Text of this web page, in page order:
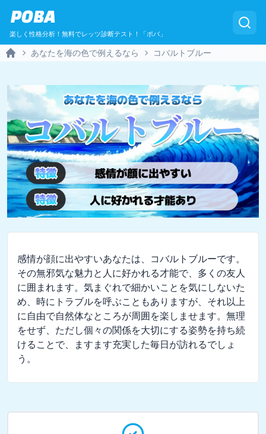
POBA
楽しく性格分析！無料でレッツ診断テスト！「ポバ」
あなたを海の色で例えるなら コバルトブルー
感情が顔に出やすいあなたは、コバルトブルーです。
その無邪気な魅力と人に好かれる才能で、多くの友人
に囲まれます。気まぐれで細かいことを気にしないた
め、時にトラブルを呼ぶこともありますが、それ以上
に自由で自然体なところが周囲を楽しませます。無理
をせず、ただし個々の関係を大切にする姿勢を持ち続
けることで、ますます充実した毎日が訪れるでしょ
う。